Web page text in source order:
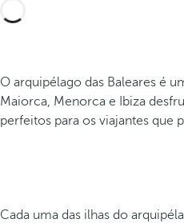
O arquipélago das Baleares é
Maiorca, Menorca e Ibiza
perfeitos para os viajantes que
Cada uma das ilhas do